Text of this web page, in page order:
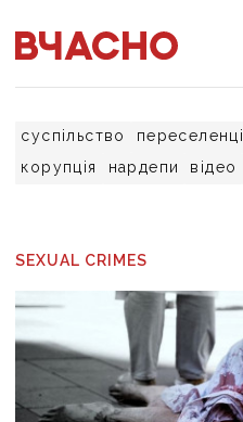
суспільство переселенці
корупція
нардепи відео
SEXUAL CRIMES